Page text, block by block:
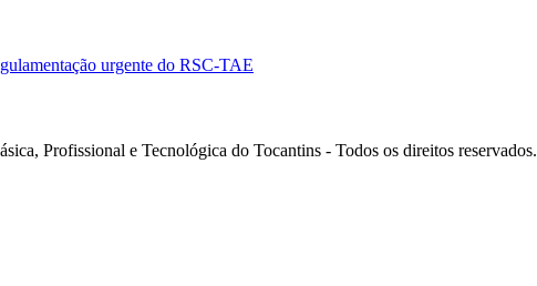
urgente do RSC-TAE
Profissional e Tecnológica do Tocantins - Todos os direitos reservados.